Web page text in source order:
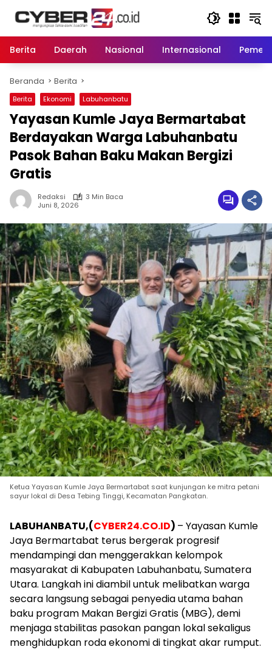
Berita
Daerah Nasional Internasional
Beranda Berita
Berita Ekonomi Labuhanbatu
Yayasan Kumle Jaya Bermartabat
Berdayakan Warga Labuhanbatu
Pasok Bahan Baku Makan Bergizi
Gratis
Redaksi
3 Min Baca
Juni 8, 2026
Ketua Yayasan Kumle Jaya Bermartabat saat kunjungan ke mitra petani
sayur lokal di Desa Tebing Tinggi, Kecamatan Pangkatan.
LABUHANBATU,(CYBER24.CO.ID) – Yayasan Kumle
Jaya Bermartabat terus bergerak progresif
mendampingi dan menggerakkan kelompok
masyarakat di Kabupaten Labuhanbatu, Sumatera
Utara. Langkah ini diambil untuk melibatkan warga
secara langsung sebagai penyedia utama bahan
baku program Makan Bergizi Gratis (MBG), demi
menjaga stabilitas pasokan pangan lokal sekaligus
menghidupkan roda ekonomi di tingkat akar rumput.